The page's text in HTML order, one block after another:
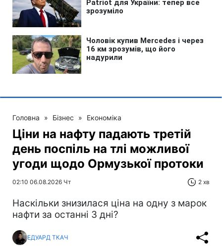
Головна » Бізнес » Економіка
Ціни на нафту падають третій
день поспіль на тлі можливої
угоди щодо Ормузької протоки
02:10 06.08.2026 Чт 2 хв
Наскільки знизилася ціна на одну з марок
нафти за останні 3 дні?
ЕДУАРД ТКАЧ